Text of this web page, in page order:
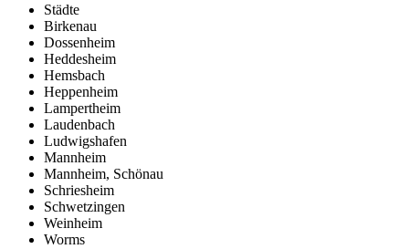
Städte
Birkenau
Dossenheim
Heddesheim
Hemsbach
Heppenheim
Lampertheim
Laudenbach
Ludwigshafen
Mannheim
Mannheim, Schönau
Schriesheim
Schwetzingen
Weinheim
Worms